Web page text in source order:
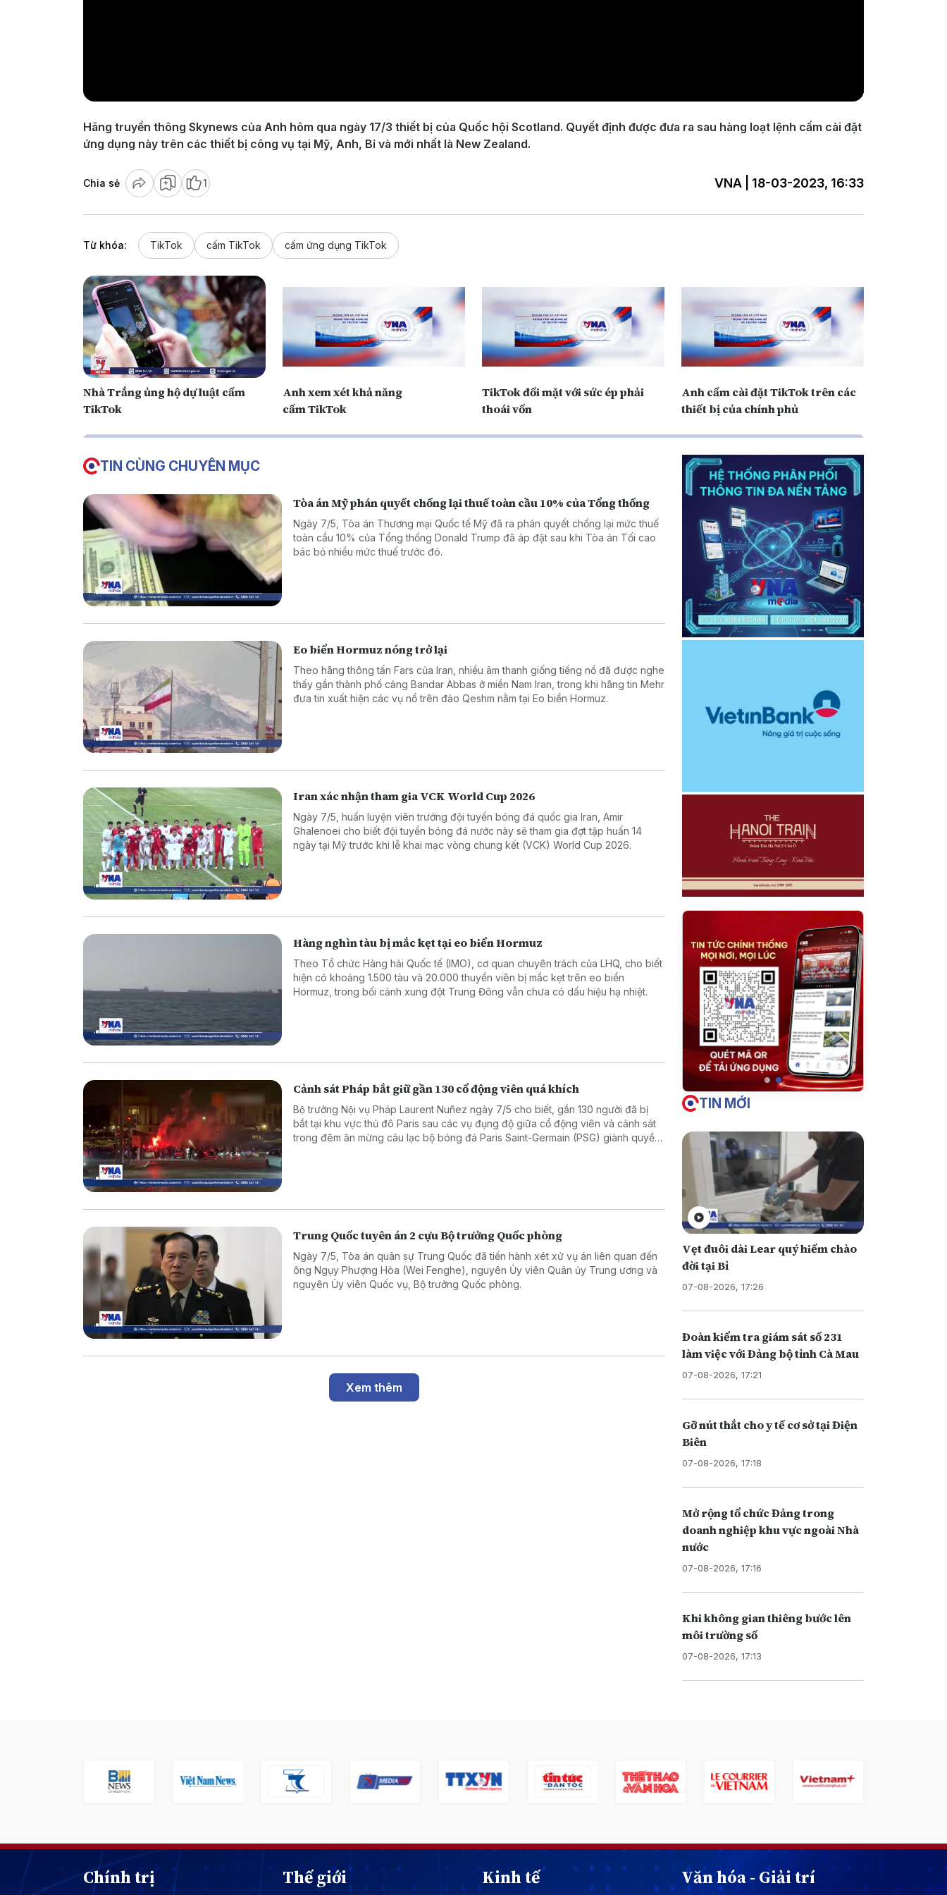
Hãng truyền thông Skynews của Anh hôm qua ngày 17/3 thiết bị của Quốc hội Scotland. Quyết định được đưa ra sau hàng loạt lệnh cấm cài đặt
ứng dụng này trên các thiết bị công vụ tại Mỹ, Anh, Bỉ và mới nhất là New Zealand.
Chia sẻ 1 VNA | 18-03-2023, 16:33
Từ khóa: TikTok cấm TikTok cấm ứng dụng TikTok
Nhà Trắng ủng hộ dự luật cấm
TikTok
Anh xem xét khả năng
cấm TikTok
TikTok đối mặt với sức ép phải
thoái vốn
Anh cấm cài đặt TikTok trên các
thiết bị của chính phủ
TIN CÙNG CHUYÊN MỤC
Tòa án Mỹ phán quyết chống lại thuế toàn cầu 10% của Tổng thống
Ngày 7/5, Tòa án Thương mại Quốc tế Mỹ đã ra phán quyết chống lại mức thuế
toàn cầu 10% của Tổng thống Donald Trump đã áp đặt sau khi Tòa án Tối cao
bác bỏ nhiều mức thuế trước đó.
Eo biển Hormuz nóng trở lại
Theo hãng thông tấn Fars của Iran, nhiều âm thanh giống tiếng nổ đã được nghe
thấy gần thành phố cảng Bandar Abbas ở miền Nam Iran, trong khi hãng tin Mehr
đưa tin xuất hiện các vụ nổ trên đảo Qeshm nằm tại Eo biển Hormuz.
Iran xác nhận tham gia VCK World Cup 2026
Ngày 7/5, huấn luyện viên trưởng đội tuyển bóng đá quốc gia Iran, Amir
Ghalenoei cho biết đội tuyển bóng đá nước này sẽ tham gia đợt tập huấn 14
ngày tại Mỹ trước khi lễ khai mạc vòng chung kết (VCK) World Cup 2026.
Hàng nghìn tàu bị mắc kẹt tại eo biển Hormuz
Theo Tổ chức Hàng hải Quốc tế (IMO), cơ quan chuyên trách của LHQ, cho biết
hiện có khoảng 1.500 tàu và 20.000 thuyền viên bị mắc kẹt trên eo biển
Hormuz, trong bối cảnh xung đột Trung Đông vẫn chưa có dấu hiệu hạ nhiệt.
Cảnh sát Pháp bắt giữ gần 130 cổ động viên quá khích
Bộ trưởng Nội vụ Pháp Laurent Nuñez ngày 7/5 cho biết, gần 130 người đã bị
bắt tại khu vực thủ đô Paris sau các vụ đụng độ giữa cổ động viên và cảnh sát
trong đêm ăn mừng câu lạc bộ bóng đá Paris Saint-Germain (PSG) giành quyền
Trung Quốc tuyên án 2 cựu Bộ trưởng Quốc phòng
Ngày 7/5, Tòa án quân sự Trung Quốc đã tiến hành xét xử vụ án liên quan đến
ông Ngụy Phượng Hòa (Wei Fenghe), nguyên Ủy viên Quân ủy Trung ương và
nguyên Ủy viên Quốc vụ, Bộ trưởng Quốc phòng.
Xem thêm
TIN MỚI
Vẹt đuôi dài Lear quý hiếm chào
đời tại Bỉ
07-08-2026, 17:26
Đoàn kiểm tra giám sát số 231
làm việc với Đảng bộ tỉnh Cà Mau
07-08-2026, 17:21
Gỡ nút thắt cho y tế cơ sở tại Điện
Biên
07-08-2026, 17:18
Mở rộng tổ chức Đảng trong
doanh nghiệp khu vực ngoài Nhà
nước
07-08-2026, 17:16
Khi không gian thiêng bước lên
môi trường số
07-08-2026, 17:13
Chính trị Thế giới Kinh tế Văn hóa - Giải trí